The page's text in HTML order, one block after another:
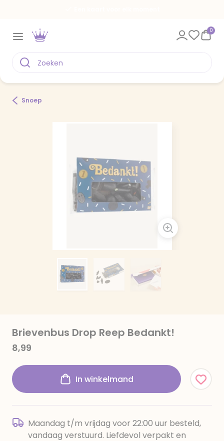
0
Snoep
Brievenbus Drop Reep Bedankt!
8,99
In winkelmand
Maandag t/m vrijdag voor 22:00 uur besteld,
vandaag verstuurd. Liefdevol verpakt en